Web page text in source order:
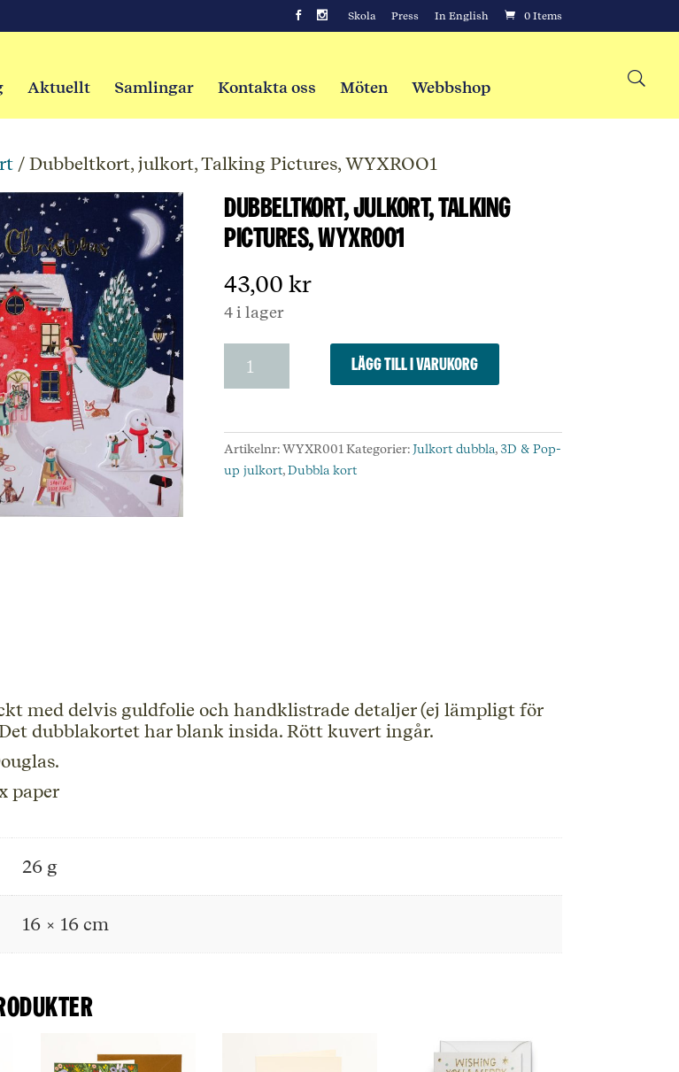
Skola Press In English 0 Items
Aktuellt Samlingar Kontakta oss Möten Webbshop
/ Dubbeltkort, julkort, Talking Pictures, WYXROO1
Dubbeltkort, julkort, Talking
Pictures, WYXROO1
43,00kr
4 i lager
julkort,
Talking
WYXROO1
mängd
Lägg till i varukorg
Artikelnr:WYXR001 Kategorier: Julkort dubbla,3D & Pop-
up julkort,Dubbla kort
med delvis guldfolie och handklistrade detaljer (ej lämpligt för
dubblakortet har blank insida. Rött kuvert ingår.
paper
26 g
16 × 16 cm